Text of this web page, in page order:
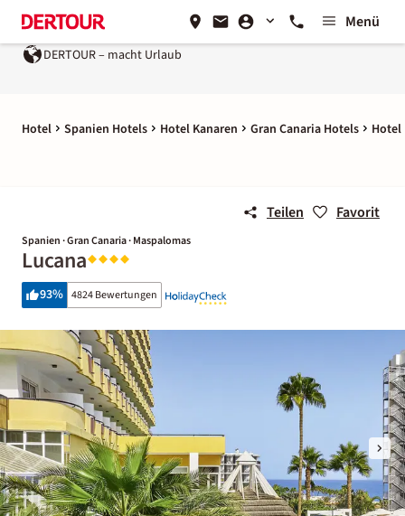
Menü
DERTOUR – macht Urlaub
Hotel Spanien Hotels Hotel Kanaren Gran Canaria Hotels Hotel
Teilen Favorit
Spanien · Gran Canaria · Maspalomas
Lucana
93% 4824 Bewertungen